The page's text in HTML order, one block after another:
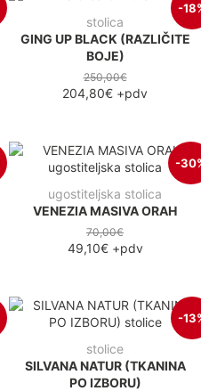
-
stolica
GING UP BLACK (RAZLIČITE
BOJE)
250,00€
204,80€ +pdv
-
ugostiteljska stolica
VENEZIA MASIVA ORAH
70,00€
49,10€+pdv
-
stolice
SILVANA NATUR (TKANINA
PO IZBORU)